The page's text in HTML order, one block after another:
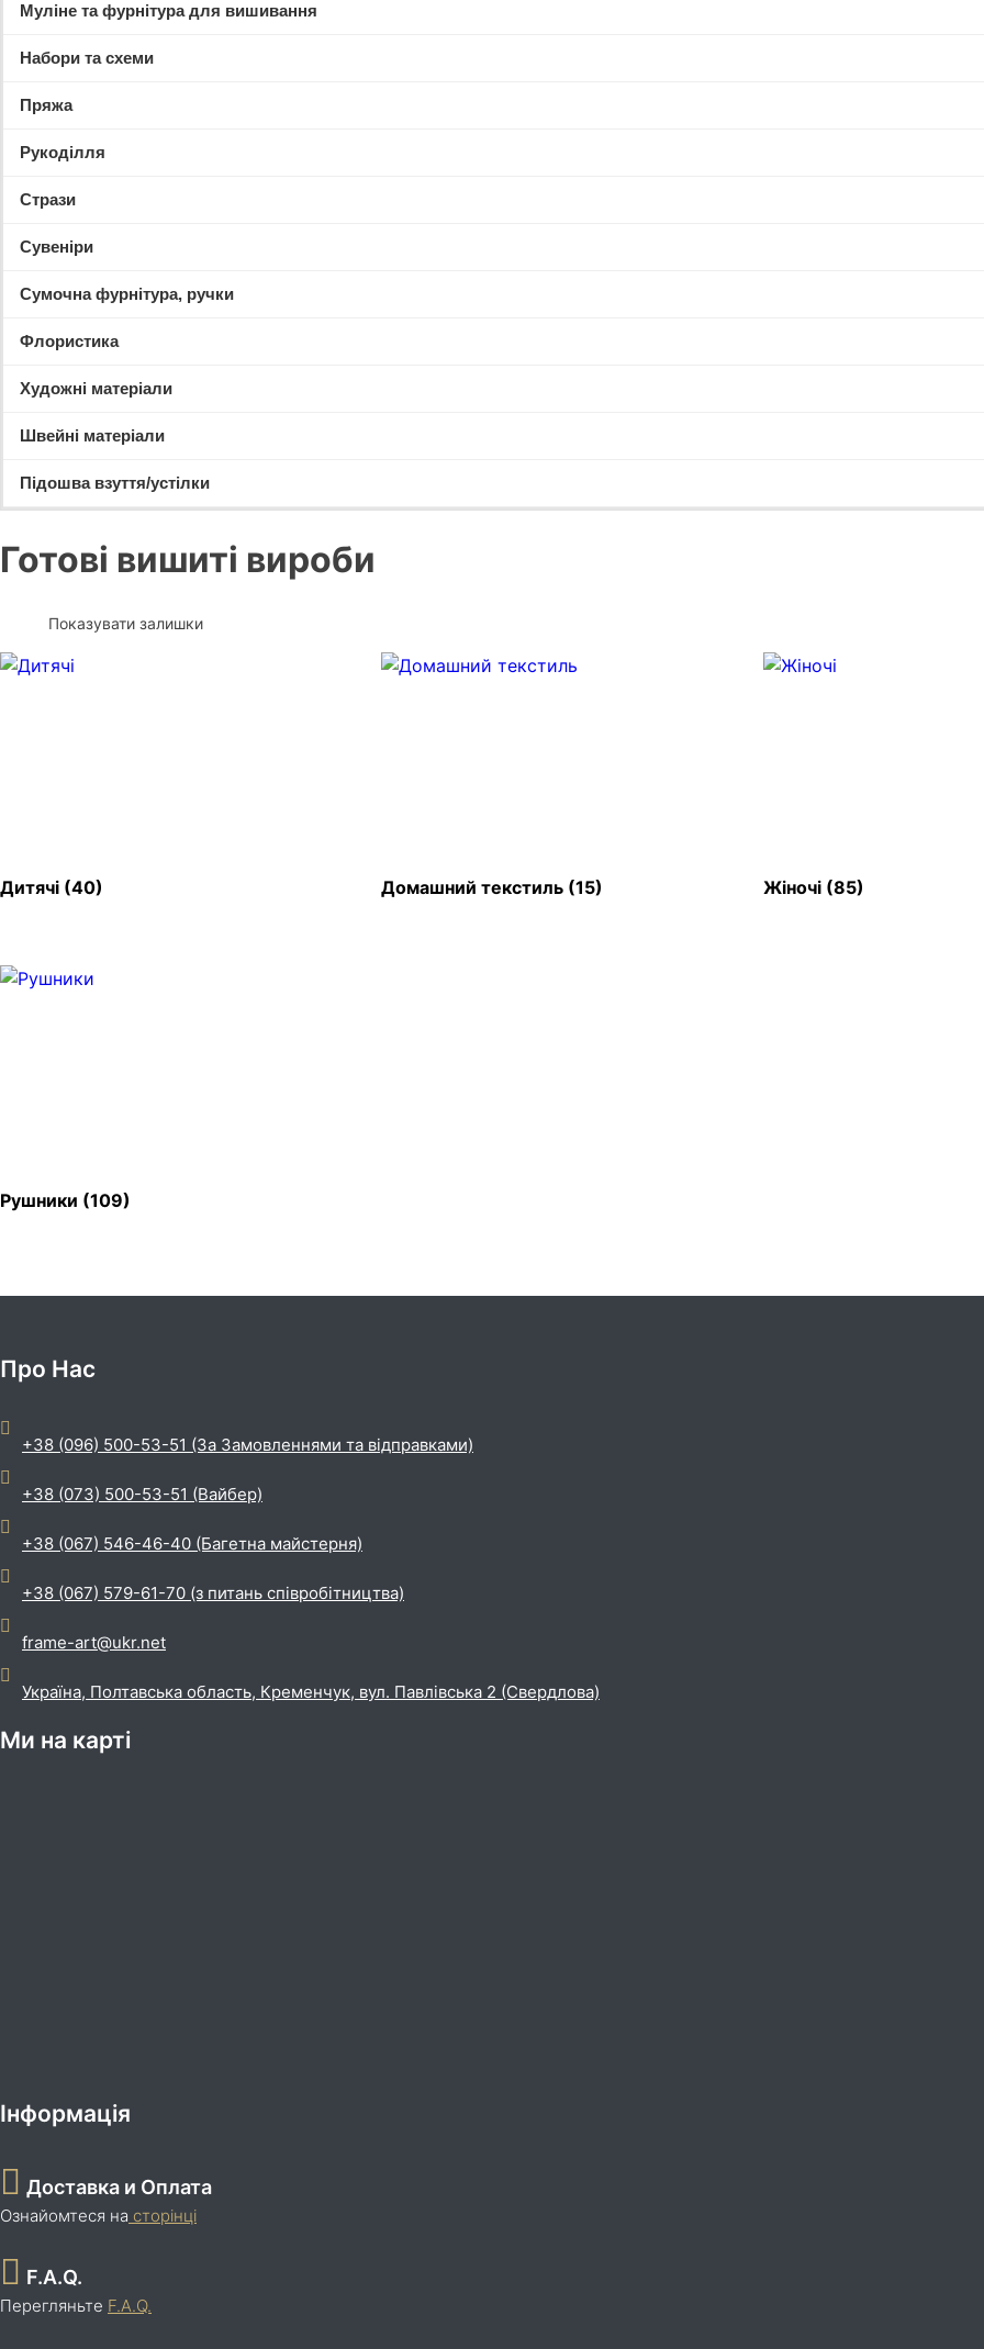
Муліне та фурнітура для вишивання
Набори та схеми
Пряжа
Рукоділля
Стрази
Сувеніри
Сумочна фурнітура, ручки
Флористика
Художні матеріали
Швейні матеріали
Підошва взуття/устілки
Готові вишиті вироби
Показувати залишки
Дитячі (40) Домашний текстиль (15) Жіночі (85)
Рушники (109)
Про Нас
+38 (096) 500-53-51 (За Замовленнями та відправками)
+38 (073) 500-53-51 (Вайбер)
+38 (067) 546-46-40 (Багетна майстерня)
+38 (067) 579-61-70 (з питань співробітництва)
frame-art@ukr.net
Україна, Полтавська область, Кременчук, вул. Павлівська 2 (Свердлова)
Ми на карті
Інформація
Доставка и Оплата
Ознайомтеся на сторінці
F.A.Q.
Перегляньте F.A.Q.